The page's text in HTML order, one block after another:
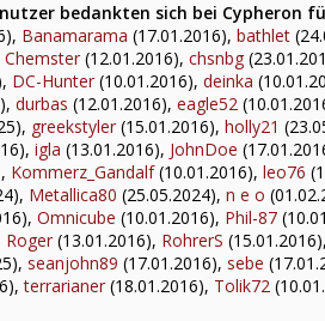
bedankten sich bei Cypheron
Banamarama (17.01.2016), bathlet
Chemster (12.01.2016), chsnbg
DC-Hunter (10.01.2016), deinka
durbas (12.01.2016), eagle52
greekstyler (15.01.2016), holly21
igla (13.01.2016), JohnDoe
Kommerz_Gandalf(10.01.2016), leo76
Metallica80 (25.05.2024), n e o
Omnicube (10.01.2016), Phil-87
Roger (13.01.2016), RohrerS
seanjohn89 (17.01.2016), sebe
terrarianer (18.01.2016), Tolik72